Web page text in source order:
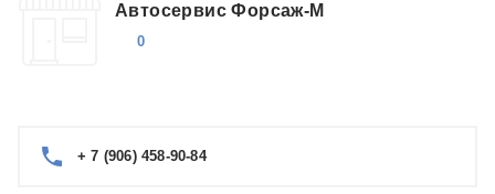
Сервисные центры Daewoo в Екатеринбурге
Сервисные центры Daewoo в Нижнем Новгороде
Автосервис Форсаж-М
0
+ 7 (906) 458-90-84